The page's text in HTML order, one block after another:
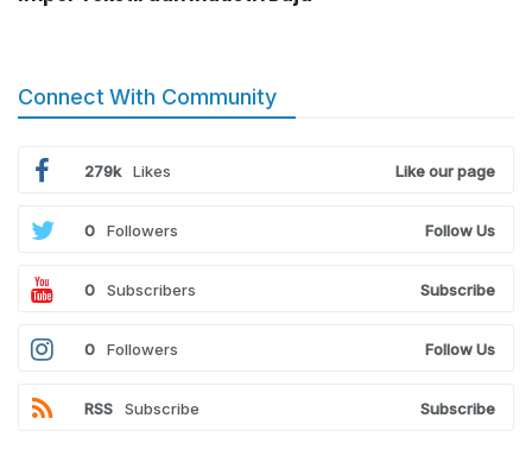
Connect With Community
279k Likes Like our page
0 Followers Follow Us
0 Subscribers Subscribe
0 Followers Follow Us
RSS Subscribe Subscribe